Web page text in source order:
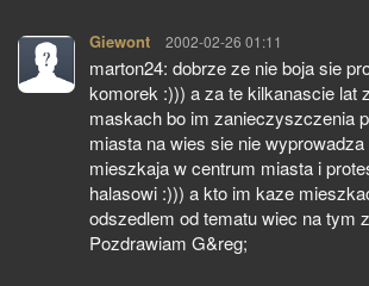
Giewont pisze:
2002-02-26 01:11
marton24: dobrze ze nie boja sie
komorek :))) a za te kilkanascie lat
maskach bo im zanieczyszczenia
miasta na wies sie nie
mieszkaja w centrum miasta i
halasowi :))) a kto im kaze
odszedlem od tematu wiec na tym
Pozdrawiam G&reg;